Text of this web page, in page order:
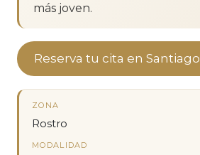
más joven.
Reserva tu cita en Santiago
ZONA
Rostro
MODALIDAD